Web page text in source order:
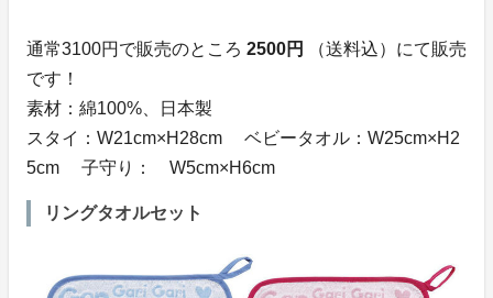
通常3100円で販売のところ 2500円
（送料込）にて販売
です！
素材：綿100%、日本製
スタイ：W21cm×H28cm ベビータオル：W25cm×H2
5cm 子守り： W5cm×H6cm
リングタオルセット